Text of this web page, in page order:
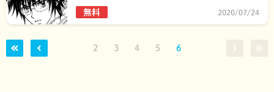
無料 2020/07/24
2 3 4 5 6